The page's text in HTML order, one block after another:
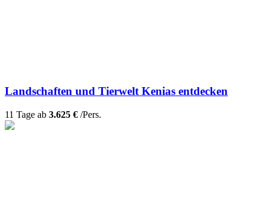
Landschaften und Tierwelt Kenias entdecken
11 Tage ab 3.625 € /Pers.